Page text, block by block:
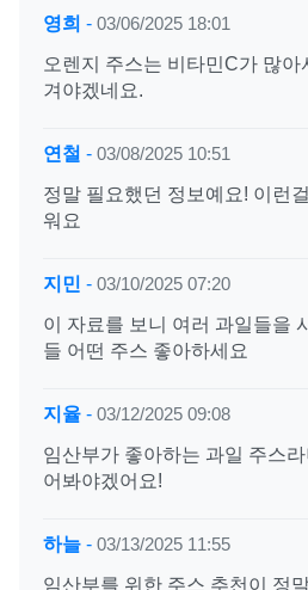
영희 - 03/06/2025 18:01
오렌지 주스는 비타민C가 많아
겨야겠네요.
연철 - 03/08/2025 10:51
정말 필요했던 정보예요! 이런
워요
지민 - 03/10/2025 07:20
이 자료를 보니 여러 과일들을
들 어떤 주스 좋아하세요
지율 - 03/12/2025 09:08
임산부가 좋아하는 과일 주스
어봐야겠어요!
하늘 - 03/13/2025 11:55
임산부를 위한 주스 추천이 정